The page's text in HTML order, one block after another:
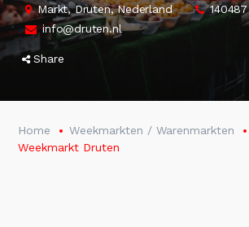
Markt, Druten, Nederland
140487
info@druten.nl
Share
Home
Weekmarkten / Warenmarkten
Weekmarkt Druten